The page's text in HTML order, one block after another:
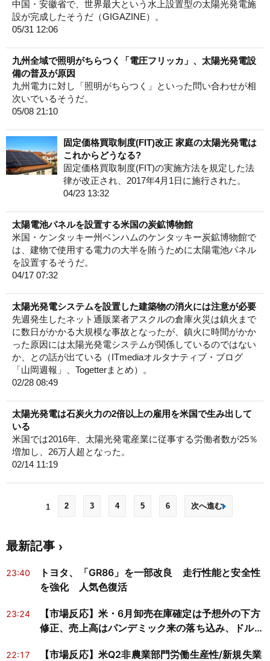
中国・安徽省で、世界最大という水上設置型の太陽光発電施
設が完成したそうだ（GIGAZINE）。
05/31 12:06
九州全域で照明がちらつく「電圧フリッカ」、太陽光発電設
備の普及が原因
九州電力に対し「照明がちらつく」といった問い合わせが相
次いでいるそうだ。
05/08 21:10
固定価格買取制度(FIT)改正 家庭の太陽光発電は
これからどうなる?
固定価格買取制度(FIT)の実施方法を規定した法
律が改正され、2017年4月1日に施行された。
04/23 13:32
太陽電池パネルを設置する米国の炭鉱博物館
米国・ケンタッキー州ベンハムのケンタッキー炭鉱博物館で
は、建物で使用する電力の大半を賄うために太陽電池パネル
を設置するそうだ。
04/17 07:32
太陽光発電システムを設置した建築物の消火には注意が必要
先週発生したネット通販業者アスクルの倉庫火災は鎮火まで
に数日がかかる大規模な事故となったが、鎮火に時間がかか
った原因には太陽光発電システムが関係しているのではない
か、との話が出ている（ITmediaオルタナティブ・ブログ
「山岡週報」、Togetterまとめ）。
02/28 08:49
太陽光発電は石炭火力の2倍以上の雇用を米国で生み出して
いる
米国では2016年、太陽光発電産業に従事する労働者数が25％
増加し、26万人超となった。
02/14 11:19
1 2 3 4 5 6 次へ進む
最新記事
23:40
トヨタ、「GR86」を一部改良 走行性能と安全性
を強化 人気色復活
23:24
【市場反応】米・6月卸売在庫確定は予想外の下方
修正、売上高はパンデミック来の落ち込み、ドルは
22:17
【市場反応】米Q2非農業部門労働生産性/新規失業